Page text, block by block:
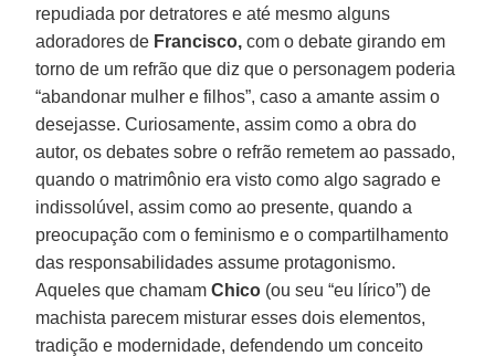
repudiada por detratores e até mesmo alguns
adoradores de Francisco, com o debate girando em
torno de um refrão que diz que o personagem poderia
“abandonar mulher e filhos”, caso a amante assim o
desejasse. Curiosamente, assim como a obra do
autor, os debates sobre o refrão remetem ao passado,
quando o matrimônio era visto como algo sagrado e
indissolúvel, assim como ao presente, quando a
preocupação com o feminismo e o compartilhamento
das responsabilidades assume protagonismo.
Aqueles que chamamChico (ou seu “eu lírico”) de
machista parecem misturar esses dois elementos,
tradição e modernidade, defendendo um conceito